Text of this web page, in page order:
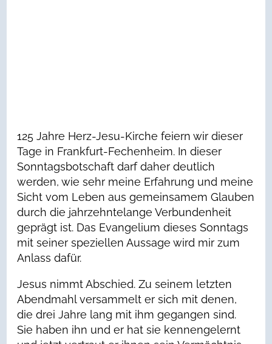
125 Jahre Herz-Jesu-Kirche feiern wir dieser
Tage in Frankfurt-Fechenheim. In dieser
Sonntagsbotschaft darf daher deutlich
werden, wie sehr meine Erfahrung und meine
Sicht vom Leben aus gemeinsamem Glauben
durch die jahrzehntelange Verbundenheit
geprägt ist. Das Evangelium dieses Sonntags
mit seiner speziellen Aussage wird mir zum
Anlass dafür.
Jesus nimmt Abschied. Zu seinem letzten
Abendmahl versammelt er sich mit denen,
die drei Jahre lang mit ihm gegangen sind.
Sie haben ihn und er hat sie kennengelernt